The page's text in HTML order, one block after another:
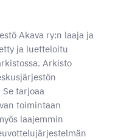
Akava ry:n laaja ja
ja luetteloitu
Arkisto
tarjoaa
toimintaan
laajemmin